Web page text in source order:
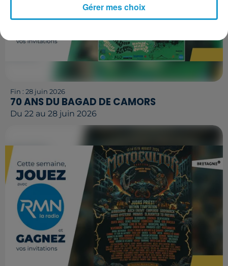
Fin : 28 juin 2026
70 ANS DU BAGAD DE CAMORS
Du 22 au 28 juin 2026
Gérer mes choix